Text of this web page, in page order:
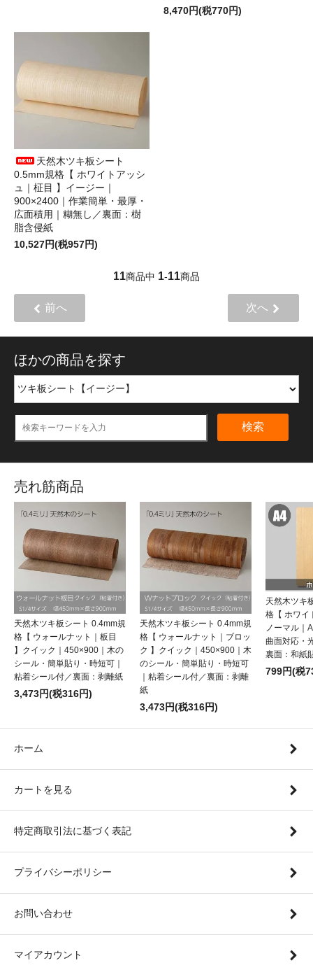
8,470円(税770円)
天然木ツキ板シート
0.5mm規格【 ホワイトアッシ
ュ｜柾目 】イージー｜
900×2400｜作業簡単・最厚・
広面積用｜糊無し／裏面：樹
脂含侵紙
10,527円(税957円)
11商品中 1-11商品
前へ 次へ
ほかの商品を探す
検索
売れ筋商品
天然木ツキ板シート 0.4mm規
格【 ウォールナット｜板目
】クイック｜450×900｜木の
シール・簡単貼り・時短可｜
粘着シール付／裏面：剥離紙
3,473円(税316円)
天然木ツキ板シート 0.4mm規
格【 ウォールナット｜ブロッ
ク 】クイック｜450×900｜木
のシール・簡単貼り・時短可
｜粘着シール付／裏面：剥離
紙
3,473円(税316円)
天然木ツキ
格【 ホワイ
ノーマル｜
曲面対応・
裏面：和紙
799円(税
ホーム
カートを見る
特定商取引法に基づく表記
プライバシーポリシー
お問い合わせ
マイアカウント